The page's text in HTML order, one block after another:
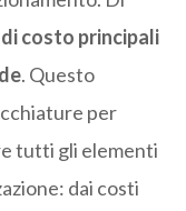
costo principali
. Questo
per
tutti gli elementi
dai costi